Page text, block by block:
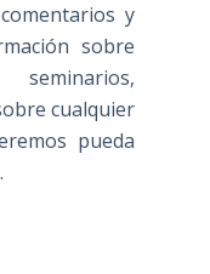
y
sobre
cualquier
pueda